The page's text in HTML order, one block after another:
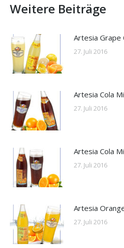
Weitere Beiträge
Artesia Grape
27. Juli 2016
Artesia Cola
27. Juli 2016
Artesia Cola
27. Juli 2016
Artesia
27. Juli 2016